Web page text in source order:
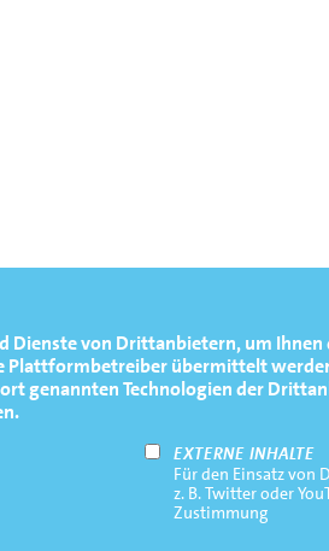
Dienste von Drittanbietern, um
Plattformbetreiber übermittelt
genannten Technologien der
EXTERNE INHALTE
Für den Einsatz von
z. B. Twitter oder
Zustimmung